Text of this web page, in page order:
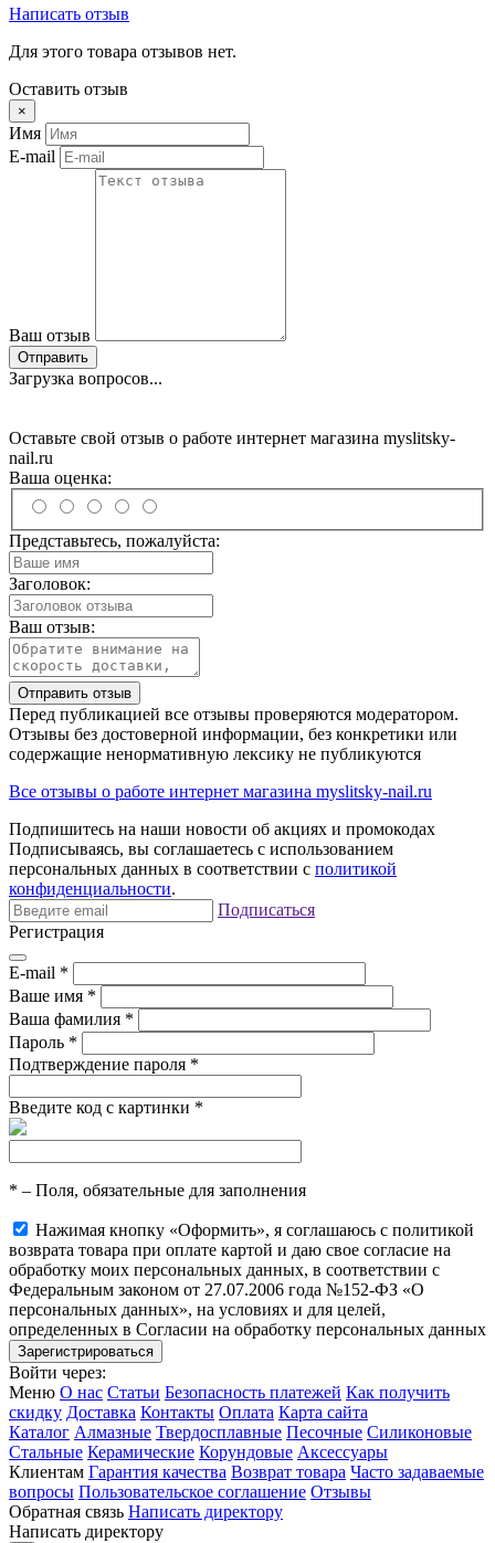
Написать отзыв
Для этого товара отзывов нет.
Оставить отзыв
×
Имя
E-mail
Ваш отзыв
Отправить
Загрузка вопросов...
Оставьте свой отзыв о работе интернет магазина myslitsky-
nail.ru
Ваша оценка:
Представьтесь, пожалуйста:
Заголовок:
Ваш отзыв:
Отправить отзыв
Перед публикацией все отзывы проверяются модератором.
Отзывы без достоверной информации, без конкретики или
содержащие ненормативную лексику не публикуются
Все отзывы о работе интернет магазина myslitsky-nail.ru
Подпишитесь на наши новости об акциях и промокодах
Подписываясь, вы соглашаетесь с использованием
персональных данных в соответствии с политикой
конфиденциальности.
Подписаться
Регистрация
E-mail *
Ваше имя *
Ваша фамилия *
Пароль *
Подтверждение пароля *
Введите код с картинки *
* – Поля, обязательные для заполнения
Нажимая кнопку «Оформить», я соглашаюсь с политикой
возврата товара при оплате картой и даю свое согласие на
обработку моих персональных данных, в соответствии с
Федеральным законом от 27.07.2006 года №152-ФЗ «О
персональных данных», на условиях и для целей,
определенных в Согласии на обработку персональных данных
Войти через:
Меню О нас Статьи Безопасность платежей Как получить
скидку Доставка Контакты Оплата Карта сайта
Каталог Алмазные Твердосплавные Песочные Силиконовые
Стальные Керамические Корундовые Аксессуары
Клиентам Гарантия качества Возврат товара Часто задаваемые
вопросы Пользовательское соглашение Отзывы
Обратная связь Написать директору
Написать директору